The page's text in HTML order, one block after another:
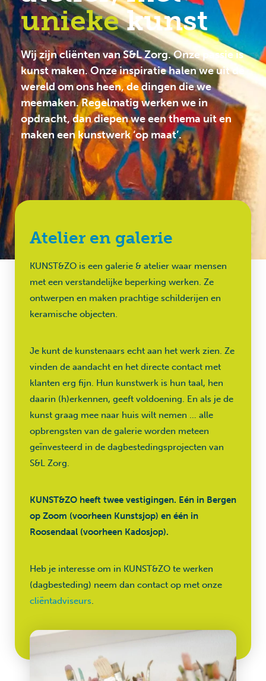
uniekekunst
Wij zijn cliënten van S&L Zorg. Onze passie is
kunst maken. Onze inspiratie halen we uit de
wereld om ons heen, de dingen die we
meemaken. Regelmatig werken we in
opdracht, dan diepen we een thema uit en
maken een kunstwerk ‘op maat’.
Atelier en galerie
KUNST&ZO is een galerie & atelier waar mensen
met een verstandelijke beperking werken. Ze
ontwerpen en maken prachtige schilderijen en
keramische objecten.
Je kunt de kunstenaars echt aan het werk zien. Ze
vinden de aandacht en het directe contact met
klanten erg fijn. Hun kunstwerk is hun taal, hen
daarin (h)erkennen, geeft voldoening. En als je de
kunst graag mee naar huis wilt nemen … alle
opbrengsten van de galerie worden meteen
geïnvesteerd in de dagbestedingsprojecten van
S&L Zorg.
KUNST&ZO heeft twee vestigingen. Eén in Bergen
op Zoom (voorheen Kunstsjop) en één in
Roosendaal (voorheen Kadosjop).
Heb je interesse om in KUNST&ZO te werken
(dagbesteding) neem dan contact op met onze
cliëntadviseurs.